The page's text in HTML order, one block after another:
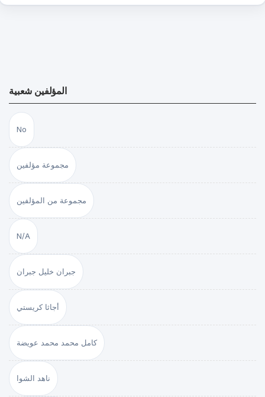
المؤلفين شعبية
No
مجموعة مؤلفين
مجموعة من المؤلفين
N/A
جبران خليل جبران
أجاثا كريستي
كامل محمد محمد عويضة
ناهد الشوا